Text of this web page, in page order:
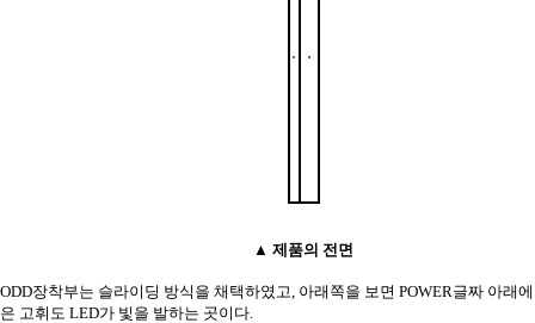
▲ 제품의 전면
ODD장착부는 슬라이딩 방식을 채택하였고, 아래쪽을 보면 POWER글짜 아래
은 고휘도 LED가 빛을 발하는 곳이다.